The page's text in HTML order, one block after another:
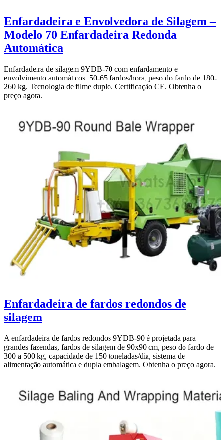
Enfardadeira e Envolvedora de Silagem –
Modelo 70 Enfardadeira Redonda
Automática
Enfardadeira de silagem 9YDB-70 com enfardamento e
envolvimento automáticos. 50-65 fardos/hora, peso do fardo de 180-
260 kg. Tecnologia de filme duplo. Certificação CE. Obtenha o
preço agora.
Enfardadeira de fardos redondos de
silagem
A enfardadeira de fardos redondos 9YDB-90 é projetada para
grandes fazendas, fardos de silagem de 90x90 cm, peso do fardo de
300 a 500 kg, capacidade de 150 toneladas/dia, sistema de
alimentação automática e dupla embalagem. Obtenha o preço agora.